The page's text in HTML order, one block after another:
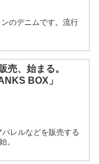
のデニムです。流行
売、始まる。
BOX」
レルなどを販売する
。